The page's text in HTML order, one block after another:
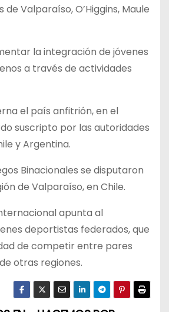
Valparaíso, O’Higgins, Maule
la integración de jóvenes
a través de actividades
el país anfitrión, en el
suscripto por las autoridades
y Argentina.
Binacionales se disputaron
de Valparaíso, en Chile.
apunta al
deportistas federados, que
de competir entre pares
otras regiones.